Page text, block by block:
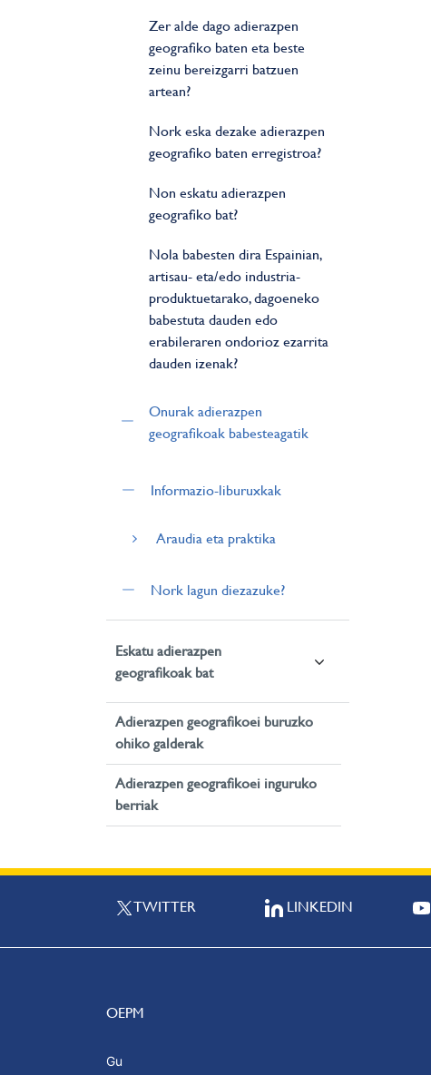
Zer alde dago adierazpen
geografiko baten eta beste
zeinu bereizgarri batzuen
artean?
Nork eska dezake adierazpen
geografiko baten erregistroa?
Non eskatu adierazpen
geografiko bat?
Nola babesten dira Espainian,
artisau- eta/edo industria-
produktuetarako, dagoeneko
babestuta dauden edo
erabileraren ondorioz ezarrita
dauden izenak?
Onurak adierazpen
geografikoak babesteagatik
Informazio-liburuxkak
Araudia eta praktika
Nork lagun diezazuke?
Eskatu adierazpen
geografikoak bat
Adierazpen geografikoei buruzko
ohiko galderak
Adierazpen geografikoei inguruko
berriak
TWITTER LINKEDIN
OEPM
Gu